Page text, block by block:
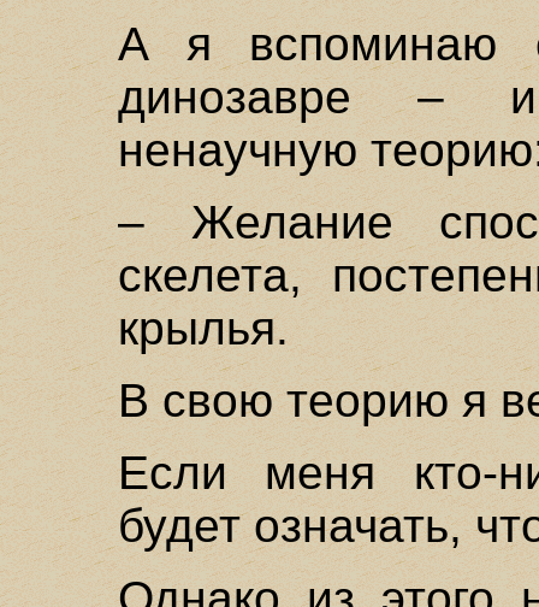
А я вспоминаю
динозавре –
ненаучную
– Желание
скелета,
крылья.
В свою теорию я
Если меня кто-
будет означать,